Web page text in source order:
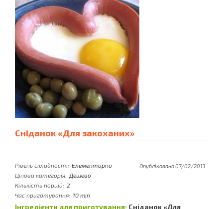
Сніданок «Для закоханих»
Рівень складності: Елементарно
Цінова категорія: Дешево
Кількість порцій: 2
Час приготування: 10 min
Опубліковано 07/02/2013
Інгредієнти для приготування: Сніданок «Для